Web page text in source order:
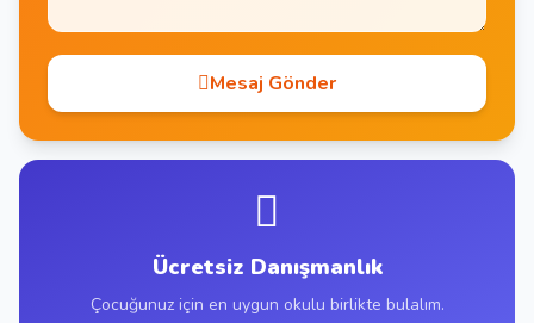
Mesaj Gönder
Ücretsiz Danışmanlık
Çocuğunuz için en uygun okulu birlikte bulalım.